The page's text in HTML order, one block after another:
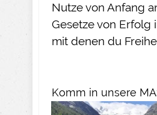
Nutze von Anfang
Gesetze von Erfolg
mit denen du
Komm in unsere